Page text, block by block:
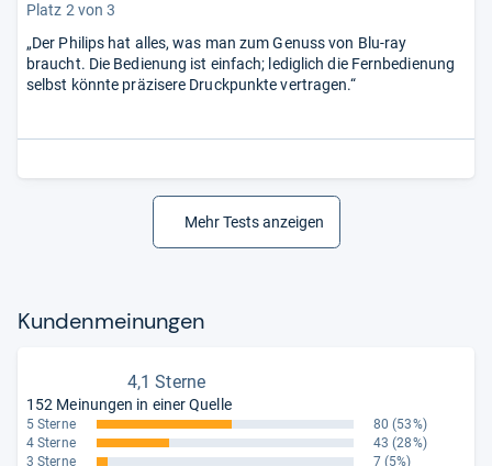
Platz 2 von 3
„Der Philips hat alles, was man zum Genuss von Blu-ray
braucht. Die Bedienung ist einfach; lediglich die Fernbedienung
selbst könnte präzisere Druckpunkte vertragen.“
Mehr Tests anzeigen
Kun­den­mei­nun­gen
4,1 Sterne
152 Meinungen in einer Quelle
5 Sterne 80 (53%)
4 Sterne
43 (28%)
3 Sterne
7 (5%)